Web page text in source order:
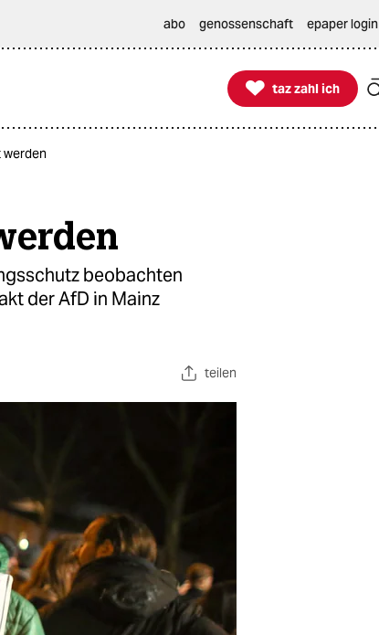
abo genossenschaft epaper login

taz zahl ich
taz zahl ich
werden
beobachten
der AfD in Mainz
teilen